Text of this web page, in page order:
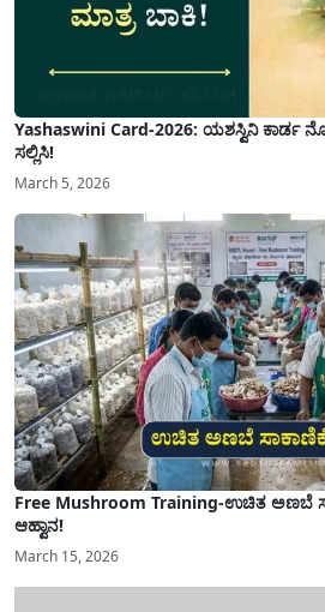
Yashaswini Card-2026: ಯಶಸ್ವಿನಿ ಕಾರ್ಡ
ಸಲ್ಲಿಸಿ!
March 5, 2026
Free Mushroom Training-ಉಚಿತ ಅಣಬೆ
ಆಹ್ವಾನ!
March 15, 2026